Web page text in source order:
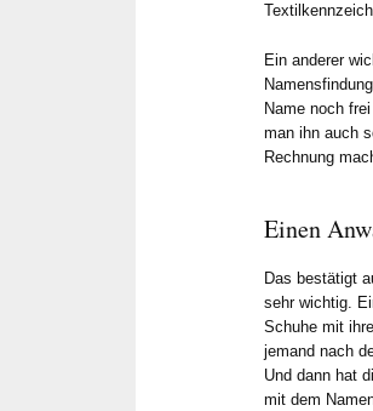
Ein anderer
Name noch
man ihn auch
Rechnung
Einen
Das bestätigt
sehr wichtig.
Schuhe mit
jemand nach
Und dann hat
mit dem